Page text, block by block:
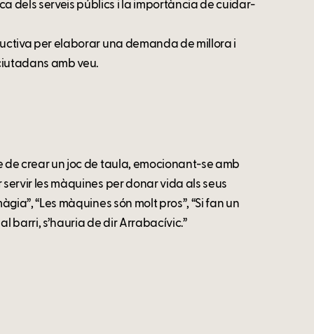
dels serveis públics i la importància de cuidar-
per elaborar una demanda de millora i
amb veu.
de crear un joc de taula, emocionant-se amb
servir les màquines per donar vida als seus
“Les màquines són molt pros”, “Si fan un
barri, s’hauria de dir Arrabacívic.”